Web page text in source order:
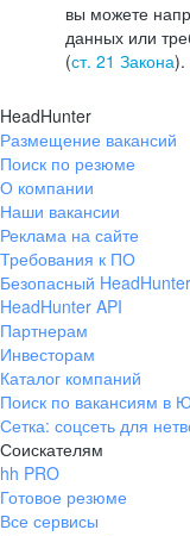
вы можете
данных или
(ст. 21 Закона).
HeadHunter
Размещение вакансий
Поиск по резюме
О компании
Наши вакансии
Реклама на сайте
Требования к ПО
Безопасный HeadHunter
HeadHunter API
Партнерам
Инвесторам
Каталог компаний
Поиск по вакансиям в
Сетка: соцсеть для
Соискателям
hh PRO
Готовое резюме
Все сервисы